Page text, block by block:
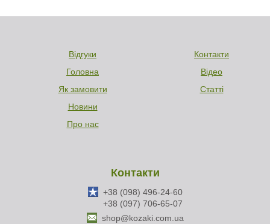
Відгуки
Головна
Як замовити
Новини
Про нас
Контакти
Відео
Статті
Контакти
+38 (098) 496-24-60
+38 (097) 706-65-07
shop@kozaki.com.ua